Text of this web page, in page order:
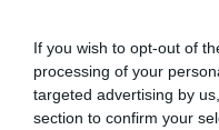
If you wish to opt-out of
processing of your
targeted advertising by
section to confirm your
Πρόσθεσε δε, ότι μετά
των απορριμμάτων
ανάπτυξη ενός